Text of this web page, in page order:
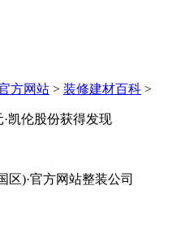
方网站 > 装修建材百科 >
凯伦股份获得发现
区)·官方网站整装公司